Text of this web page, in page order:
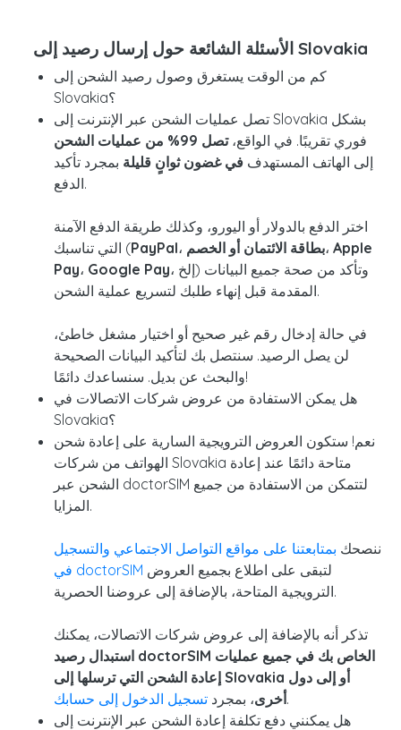
الأسئلة الشائعة حول إرسال رصيد إلى Slovakia
كم من الوقت يستغرق وصول رصيد الشحن إلى
Slovakia؟
تصل عمليات الشحن عبر الإنترنت إلى Slovakia بشكل
فوري تقريبًا. في الواقع،تصل 99% من عمليات الشحن
إلى الهاتف المستهدف في غضون ثوانٍ قليلة بمجرد تأكيد
الدفع.
اختر الدفع بالدولار أو اليورو، وكذلك طريقة الدفع الآمنة
التي تناسبك (PayPal، بطاقة الائتمان أو الخصم، Apple
Pay، Google Pay، إلخ) وتأكد من صحة جميع البيانات
المقدمة قبل إنهاء طلبك لتسريع عملية الشحن.
في حالة إدخال رقم غير صحيح أو اختيار مشغل خاطئ،
لن يصل الرصيد. سنتصل بك لتأكيد البيانات الصحيحة
والبحث عن بديل. سنساعدك دائمًا!
هل يمكن الاستفادة من عروض شركات الاتصالات في
Slovakia؟
نعم! ستكون العروض الترويجية السارية على إعادة شحن
الهواتف من شركات Slovakia متاحة دائمًا عند إعادة
الشحن عبر doctorSIM لتتمكن من الاستفادة من جميع
المزايا.
ننصحك بمتابعتنا على مواقع التواصل الاجتماعي والتسجيل
في doctorSIM
الترويجية المتاحة، بالإضافة إلى عروضنا الحصرية.
تذكر أنه بالإضافة إلى عروض شركات الاتصالات، يمكنك
استبدال رصيد doctorSIM الخاص بك في جميع عمليات
إعادة الشحن التي ترسلها إلى Slovakia أو إلى دول
أخرى، بمجرد تسجيل الدخول إلى حسابك
.
هل يمكنني دفع تكلفة إعادة الشحن عبر الإنترنت إلى